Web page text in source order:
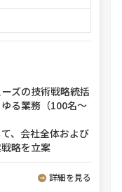
ズの技術戦略統括
る業務（100名～
、会社全体および
略を立案
詳細を見る